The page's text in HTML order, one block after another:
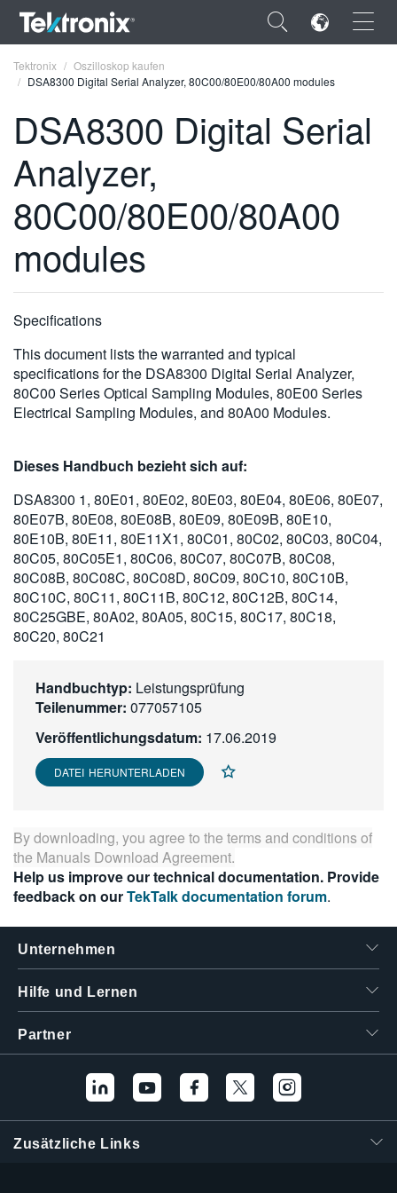
×
ENGLISH
FRANÇAIS
DEUTSCH
VIỆT NAM
한국어
繁體中文
Tektronix
Oszilloskop kaufen
DSA8300 Digital Serial Analyzer, 80C00/80E00/80A00 modules
DSA8300 Digital Serial
Analyzer,
80C00/80E00/80A00
modules
Specifications
This document lists the warranted and typical
specifications for the DSA8300 Digital Serial Analyzer,
80C00 Series Optical Sampling Modules, 80E00 Series
Electrical Sampling Modules, and 80A00 Modules.
Dieses Handbuch bezieht sich auf:
DSA8300 1, 80E01, 80E02, 80E03, 80E04, 80E06, 80E07,
80E07B, 80E08, 80E08B, 80E09, 80E09B, 80E10,
80E10B, 80E11, 80E11X1, 80C01, 80C02, 80C03, 80C04,
80C05, 80C05E1, 80C06, 80C07, 80C07B, 80C08,
80C08B, 80C08C, 80C08D, 80C09, 80C10, 80C10B,
80C10C, 80C11, 80C11B, 80C12, 80C12B, 80C14,
80C25GBE, 80A02, 80A05, 80C15, 80C17, 80C18,
80C20, 80C21
Handbuchtyp: Leistungsprüfung
Teilenummer: 077057105
Veröffentlichungsdatum: 17.06.2019
DATEI HERUNTERLADEN
By downloading, you agree to the terms and conditions of
the Manuals Download Agreement.
Help us improve our technical documentation. Provide
feedback on ourTekTalk documentation forum.
Unternehmen
Hilfe und Lernen
Partner
Zusätzliche Links